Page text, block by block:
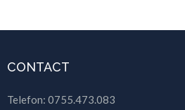
CONTACT
Telefon: 0755.473.083